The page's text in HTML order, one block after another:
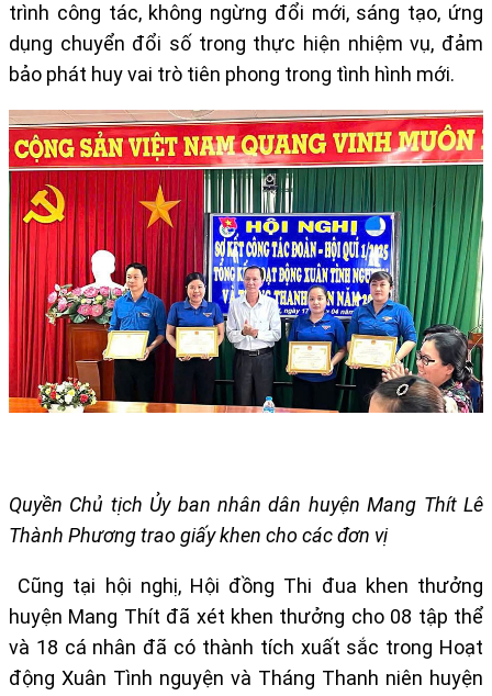
trình công tác, không ngừng đổi mới, sáng tạo, ứng
dụng chuyển đổi số trong thực hiện nhiệm vụ, đảm
bảo phát huy vai trò tiên phong trong tình hình mới.
Quyền Chủ tịch Ủy ban nhân dân huyện Mang Thít Lê
Thành Phương trao giấy khen cho các đơn vị
Cũng tại hội nghị, Hội đồng Thi đua khen thưởng
huyện Mang Thít đã xét khen thưởng cho 08 tập thể
và 18 cá nhân đã có thành tích xuất sắc trong Hoạt
động Xuân Tình nguyện và Tháng Thanh niên huyện